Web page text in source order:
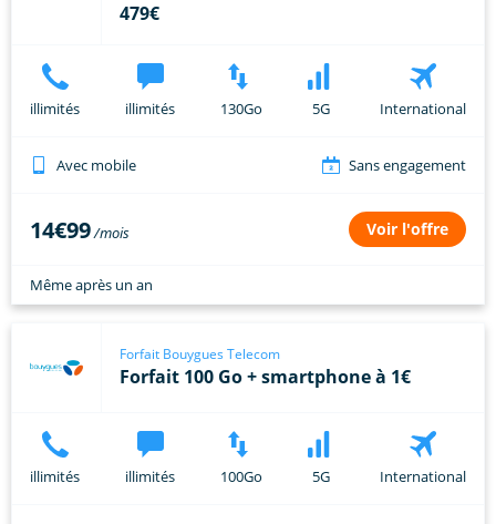
479€
illimités illimités 130Go 5G International
Avec mobile Sans engagement
14€99 Voir l'offre
Même après un an
Forfait Bouygues Telecom
Forfait 100 Go + smartphone à 1€
illimités illimités 100Go 5G International